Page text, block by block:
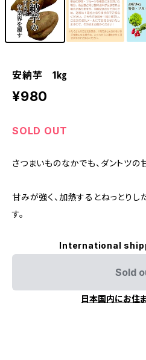
安納芋 1㎏
¥980
SOLD OUT
さつまいものなかでも、ダントツの
甘みが強く、加熱するとねっとりし
す。
International
Sold
日本国内にお住